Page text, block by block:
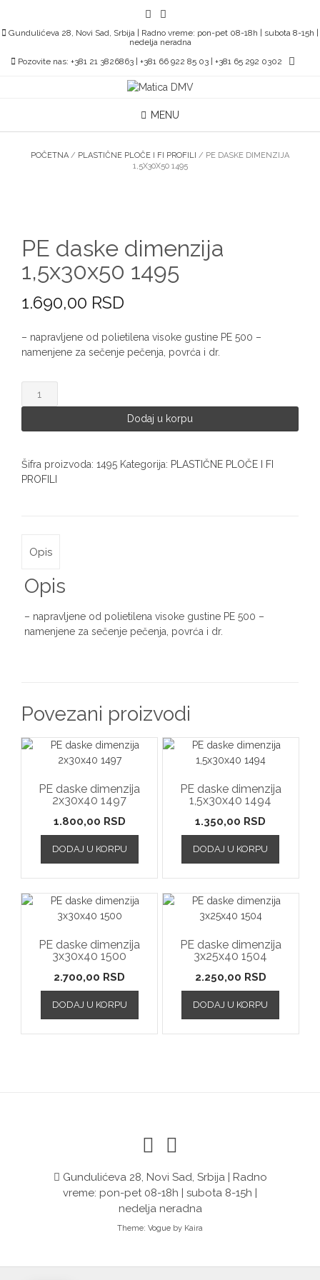
content
Gundulićeva 28, Novi Sad, Srbija | Radno vreme: pon-pet 08-18h | subota 8-15h |
nedelja neradna
Pozovite nas: +381 21 3826863 | +381 66 922 85 03 | +381 65 292 0302
MENU
POČETNA / PLASTIČNE PLOČE I FI PROFILI / PE DASKE DIMENZIJA
1,5X30X50 1495
PE daske dimenzija
1,5x30x50 1495
1.690,00 RSD
– napravljene od polietilena visoke gustine PE 500 –
namenjene za sečenje pečenja, povrća i dr.
daske
1,5x30x50
količina
Dodaj u korpu
Šifra proizvoda: 1495 Kategorija: PLASTIČNE PLOČE I FI
PROFILI
Opis
Opis
– napravljene od polietilena visoke gustine PE 500 –
namenjene za sečenje pečenja, povrća i dr.
Povezani proizvodi
PE daske dimenzija
2x30x40 1497
1.800,00 RSD
DODAJ U KORPU
PE daske dimenzija
1,5x30x40 1494
1.350,00 RSD
DODAJ U KORPU
PE daske dimenzija
3x30x40 1500
2.700,00 RSD
DODAJ U KORPU
PE daske dimenzija
3x25x40 1504
2.250,00 RSD
DODAJ U KORPU
Gundulićeva 28, Novi Sad, Srbija | Radno
vreme: pon-pet 08-18h | subota 8-15h |
nedelja neradna
Theme: Vogue by Kaira